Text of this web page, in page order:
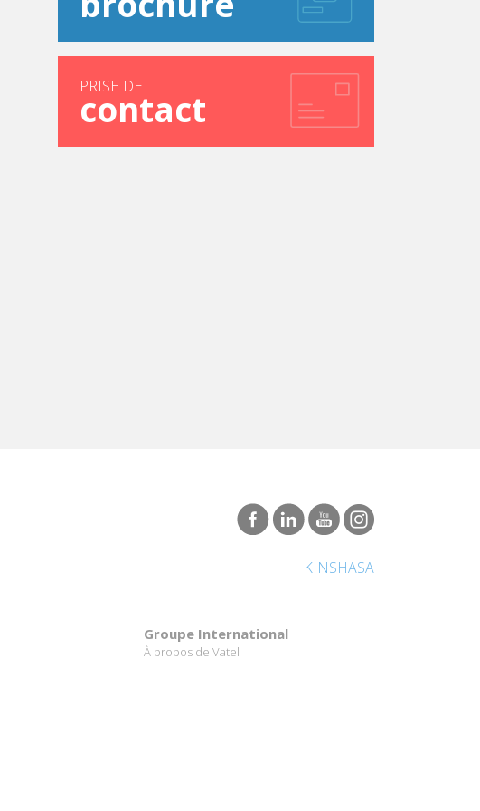
PRISE DE
contact
KINSHASA
Groupe International
À propos de Vatel